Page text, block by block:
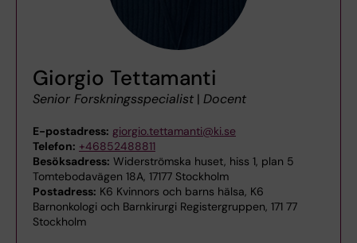
Giorgio Tettamanti
Senior Forskningsspecialist | Docent
E-postadress: giorgio.tettamanti@ki.se
Telefon: +46852488811
Besöksadress: Widerströmska huset, hiss 1, plan 5
Tomtebodavägen 18A, 17177 Stockholm
Postadress: K6 Kvinnors och barns hälsa, K6
Barnonkologi och Barnkirurgi Registergruppen, 171 77
Stockholm